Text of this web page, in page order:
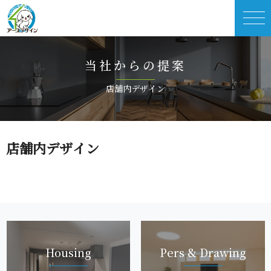
当社か ら の 提 案
店舗内 デ ザ イ ン
店舗内 デ ザ イ ン
Hou s i n g Pers & Dra w i n g